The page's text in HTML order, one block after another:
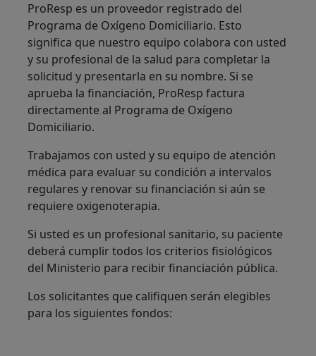
ProResp es un proveedor registrado del
Programa de Oxígeno Domiciliario. Esto
significa que nuestro equipo colabora con usted
y su profesional de la salud para completar la
solicitud y presentarla en su nombre. Si se
aprueba la financiación, ProResp factura
directamente al Programa de Oxígeno
Domiciliario.
Trabajamos con usted y su equipo de atención
médica para evaluar su condición a intervalos
regulares y renovar su financiación si aún se
requiere oxigenoterapia.
Si usted es un profesional sanitario, su paciente
deberá cumplir todos los criterios fisiológicos
del Ministerio para recibir financiación pública.
Los solicitantes que califiquen serán elegibles
para los siguientes fondos: